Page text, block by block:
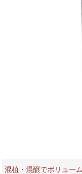
混植・混醸でボリュー